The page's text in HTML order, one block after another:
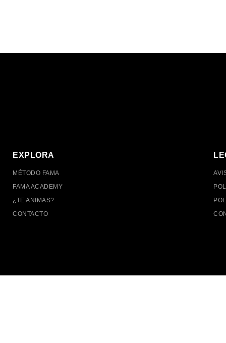
EXPLORA
MÉTODO FAMA
FAMA ACADEMY
¿TE ANIMAS?
CONTACTO